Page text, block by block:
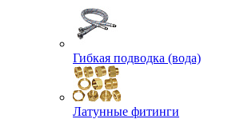
Гибкая подводка (вода)
Латунные фитинги